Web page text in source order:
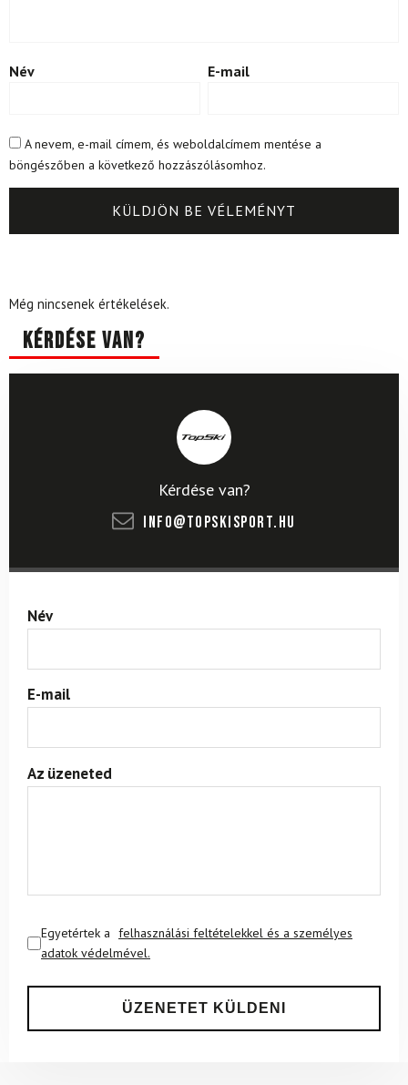
Név E-mail
A nevem, e-mail címem, és weboldalcímem mentése a
böngészőben a következő hozzászólásomhoz.
Még nincsenek értékelések.
Kérdése van?
Kérdése van?
info@topskisport.hu
Név
E-mail
Az üzeneted
Egyetértek a felhasználási feltételekkel és a személyes
adatok védelmével.